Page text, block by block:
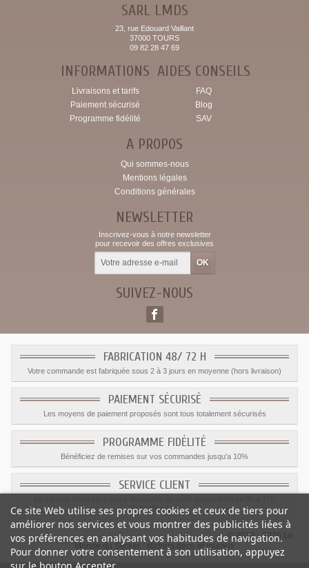
SARL LMDS
23, rue Edouard Vaillant
37000 TOURS
09 82 28 47 69
INFORMATIONS
Livraisons et tarifs
Paiement sécurisé
Programme fidélité
AIDES CONSEILS
FAQ
Blog
SAV
A PROPOS
Qui sommes-nous
Mentions légales
Conditions générales
NEWSLETTER
Inscrivez-vous à notre newsletter
pour recevoir des offres exclusives
SUIVEZ-NOUS
FABRICATION 48/ 72 H
Votre commande est fabriquée sous 2 à 3 jours en moyenne (hors livraison)
PAIEMENT SÉCURISÉ
Les moyens de paiement proposés sont tous totalement sécurisés
PROGRAMME FIDÉLITÉ
Bénéficiez de remises sur vos commandes jusqu'a 10%
SERVICE CLIENT
09.82.28.47.69.
© 2012 - 2026 Le
Monde du Sticker :
stickers déco et muraux
Ce site Web utilise ses propres cookies et ceux de tiers pour
améliorer nos services et vous montrer des publicités liées à
vos préférences en analysant vos habitudes de navigation.
Pour donner votre consentement à son utilisation, appuyez